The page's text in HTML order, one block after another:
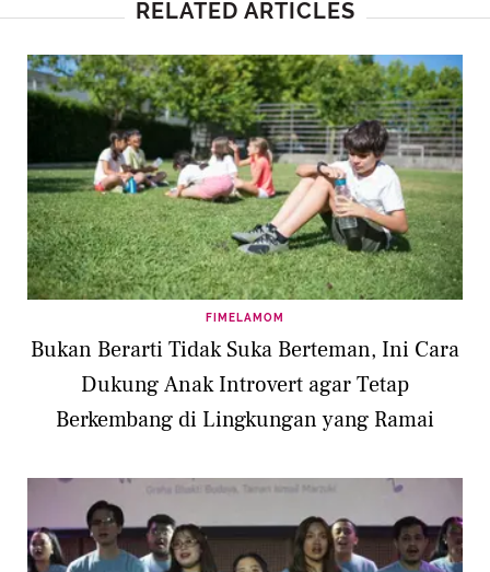
RELATED ARTICLES
FIMELAMOM
Bukan Berarti Tidak Suka Berteman, Ini Cara
Dukung Anak Introvert agar Tetap
Berkembang di Lingkungan yang Ramai